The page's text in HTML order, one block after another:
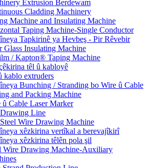
Extrusion Berdewam
Cladding Machinery
Machine and Insulating Machine
Taping Machine-Single Conductor
Tapkirinê ya Hevbeş - Pir Rêvebir
Glass Insulating Machine
/ Kapton® Taping Machine
têl û kabloyê
kablo extruders
Bunching / Stranding bo Wire û Cable
and Packing Machine
û Cable Laser Marker
Line
Wire Drawing Machine
xêzkirina vertîkal a berevajîkirî
xêzkirina têlên pola şil
Wire Drawing Machine-Auxiliary